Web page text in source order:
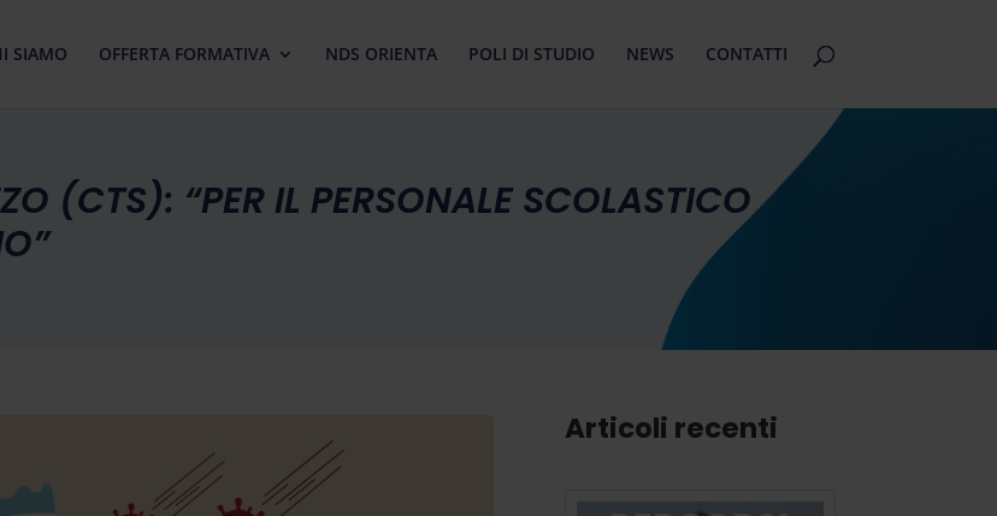
SIAMO OFFERTA FORMATIVA NDS ORIENTA POLI DI STUDIO NEWS CONTATTI
(CTS): “PER IL PERSONALE SCOLASTICO
Articoli recenti